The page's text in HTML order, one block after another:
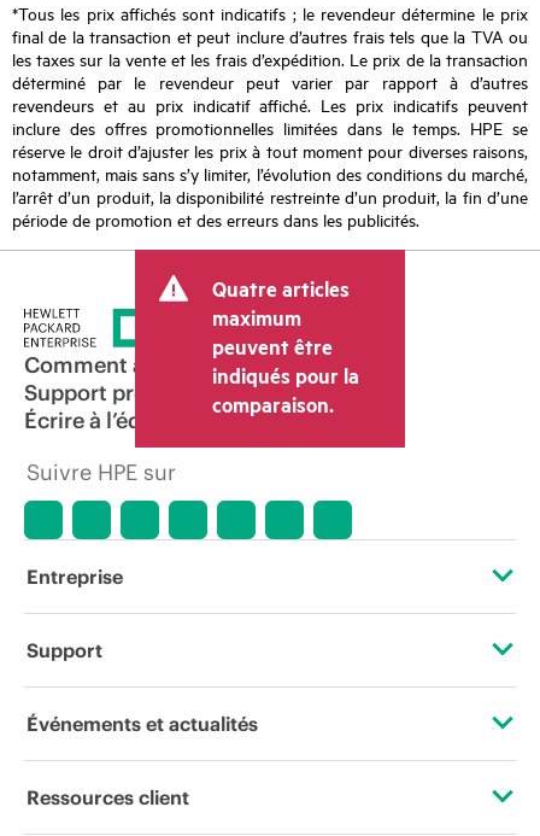
*Tous les prix affichés sont indicatifs ; le revendeur détermine le prix
final de la transaction et peut inclure d’autres frais tels que la TVA ou
les taxes sur la vente et les frais d’expédition. Le prix de la transaction
déterminé par le revendeur peut varier par rapport à d’autres
revendeurs et au prix indicatif affiché. Les prix indicatifs peuvent
inclure des offres promotionnelles limitées dans le temps. HPE se
réserve le droit d’ajuster les prix à tout moment pour diverses raisons,
notamment, mais sans s’y limiter, l’évolution des conditions du marché,
l’arrêt d’un produit, la disponibilité restreinte d’un produit, la fin d’une
période de promotion et des erreurs dans les publicités.
Quatre articles
maximum
peuvent être
indiqués pour la
comparaison.
Comment acheter
Support produit
Écrire à l’équipe commerciale
Suivre HPE sur
Entreprise
À propos de HPE
Responsabilité d’entreprise
Support
Services d’assistance opérationnelle (OSS)
Événements et actualités
Événements
Ressources client